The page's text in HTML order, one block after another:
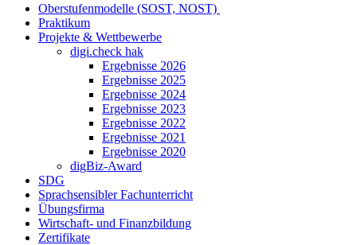
Oberstufenmodelle (SOST, NOST)
Praktikum
Projekte & Wettbewerbe
digi.check hak
Ergebnisse 2026
Ergebnisse 2025
Ergebnisse 2024
Ergebnisse 2023
Ergebnisse 2022
Ergebnisse 2021
Ergebnisse 2020
digBiz-Award
SDG
Sprachsensibler Fachunterricht
Übungsfirma
Wirtschaft- und Finanzbildung
Zertifikate